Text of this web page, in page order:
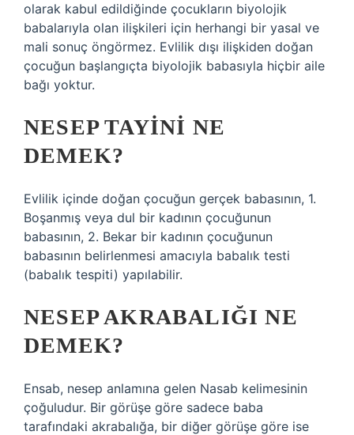
olarak kabul edildiğinde çocukların biyolojik
babalarıyla olan ilişkileri için herhangi bir yasal ve
mali sonuç öngörmez. Evlilik dışı ilişkiden doğan
çocuğun başlangıçta biyolojik babasıyla hiçbir aile
bağı yoktur.
NESEP TAYINI NE
DEMEK?
Evlilik içinde doğan çocuğun gerçek babasının, 1.
Boşanmış veya dul bir kadının çocuğunun
babasının, 2. Bekar bir kadının çocuğunun
babasının belirlenmesi amacıyla babalık testi
(babalık tespiti) yapılabilir.
NESEP AKRABALIĞI NE
DEMEK?
Ensab, nesep anlamına gelen Nasab kelimesinin
çoğuludur. Bir görüşe göre sadece baba
tarafındaki akrabalığa, bir diğer görüşe göre ise